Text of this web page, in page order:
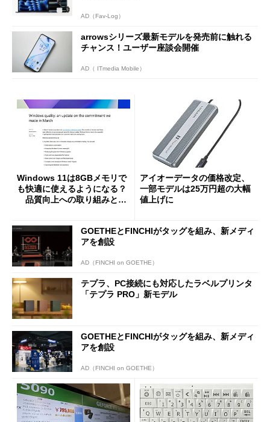
AD（Fav-Log）
arrowsシリーズ最新モデルを発売前に触れる
チャンス！ユーザー座談会開催
AD（ ITmedia Mobile）
Windows 11は8GBメモリで
も快適に使えるようになる？
品質向上への取り組みと
アイオーデータの価格改定、
一部モデルは25万円超の大幅
値上げに
GOETHEとFINCHIがタッグを組み、新メディ
アを創設
AD（FINCHI on GOETHE）
テプラ、PC接続にも対応したラベルプリンタ
「テプラ PRO」新モデル
GOETHEとFINCHIがタッグを組み、新メディ
アを創設
AD（FINCHI on GOETHE）